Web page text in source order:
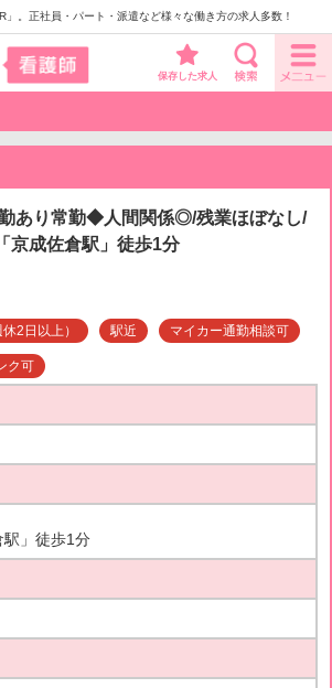
。正社員・パート・派遣など様々な働き方の求人多数！
保存した求人
勤あり常勤◆人間関係◎/残業ほぼなし/
京成佐倉駅」徒歩1分
2日以上） 駅近 マイカー通勤相談可
ク可
駅」徒歩1分